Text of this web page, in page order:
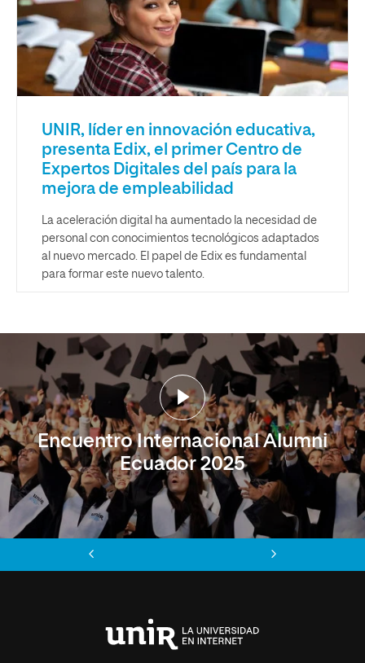
UNIR, líder en innovación educativa,
presenta Edix, el primer Centro de
Expertos Digitales del país para la
mejora de empleabilidad
La aceleración digital ha aumentado la necesidad de
personal con conocimientos tecnológicos adaptados
al nuevo mercado. El papel de Edix es fundamental
para formar este nuevo talento.
Encuentro Internacional Alumni
Ecuador 2025